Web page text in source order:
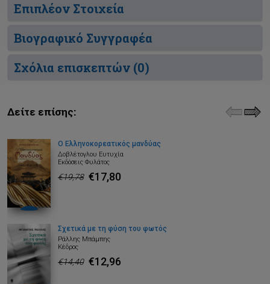
Επιπλέον Στοιχεία
Βιογραφικό Συγγραφέα
Σχόλια επισκεπτών (0)
Δείτε επίσης:
Ο Ελληνοκορεατικός μανδύας
Δοβλέτογλου Ευτυχία
Εκδόσεις Φυλάτος
€19,78 €17,80
Σχετικά με τη φύση του φωτός
Ράλλης Μπάμπης
Κέδρος
€14,40 €12,96